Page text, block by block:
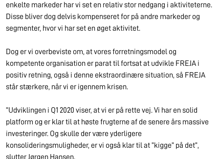
enkelte markeder har vi set en relativ stor nedgang i aktiviteterne.
Disse bliver dog delvis kompenseret for på andre markeder og
segmenter, hvor vi har set en øget aktivitet.
Dog er vi overbeviste om, at vores forretningsmodel og
kompetente organisation er parat til fortsat at udvikle FREJA i
positiv retning, også i denne ekstraordinære situation, så FREJA
står stærkere, når vi er igennem krisen.
”Udviklingen i Q1 2020 viser, at vi er på rette vej. Vi har en solid
platform og er klar til at høste frugterne af de senere års massive
investeringer. Og skulle der være yderligere
konsolideringsmuligheder, er vi også klar til at ”kigge” på det”,
slutter Jørgen Hansen.